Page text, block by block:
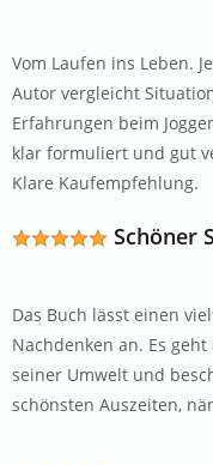
Vom Laufen ins Leben.
Autor vergleicht
Erfahrungen beim
klar formuliert und gut
Klare Kaufempfehlung.
Schöner
Das Buch lässt einen
Nachdenken an. Es
seiner Umwelt und
schönsten Auszeiten,